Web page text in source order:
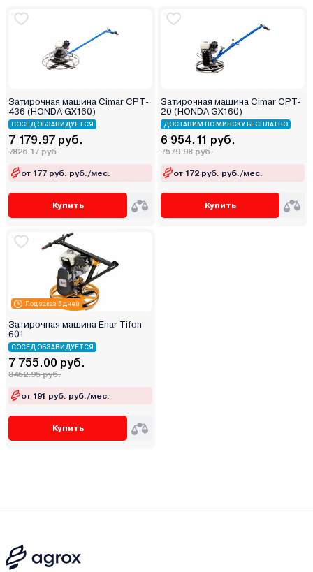
Затирочная машина Cimar CPT-
436 (HONDA GX160)
СОСЕД ОБЗАВИДУЕТСЯ
7 179.97 руб.
7826.17 руб.
от 177 руб. руб./мес.
Купить
Затирочная машина Cimar CPT-
20 (HONDA GX160)
ДОСТАВИМ ПО МИНСКУ БЕСПЛАТНО
6 954.11 руб.
7579.98 руб.
от 172 руб. руб./мес.
Купить
Под заказ 5 дней
Затирочная машина Enar Tifon
601
СОСЕД ОБЗАВИДУЕТСЯ
7 755.00 руб.
8452.95 руб.
от 191 руб. руб./мес.
Купить